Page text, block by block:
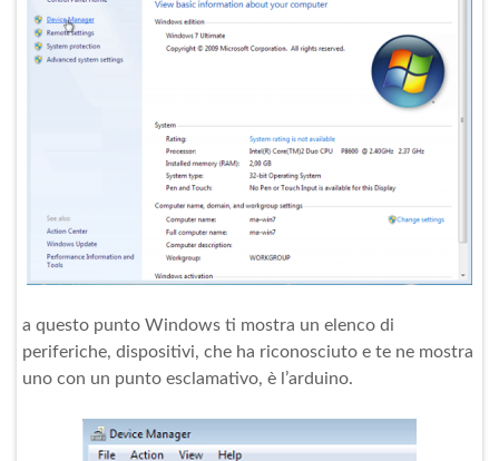
a questo punto Windows ti mostra un elenco di
periferiche, dispositivi, che ha riconosciuto e te ne mostra
uno con un punto esclamativo, è l’arduino.